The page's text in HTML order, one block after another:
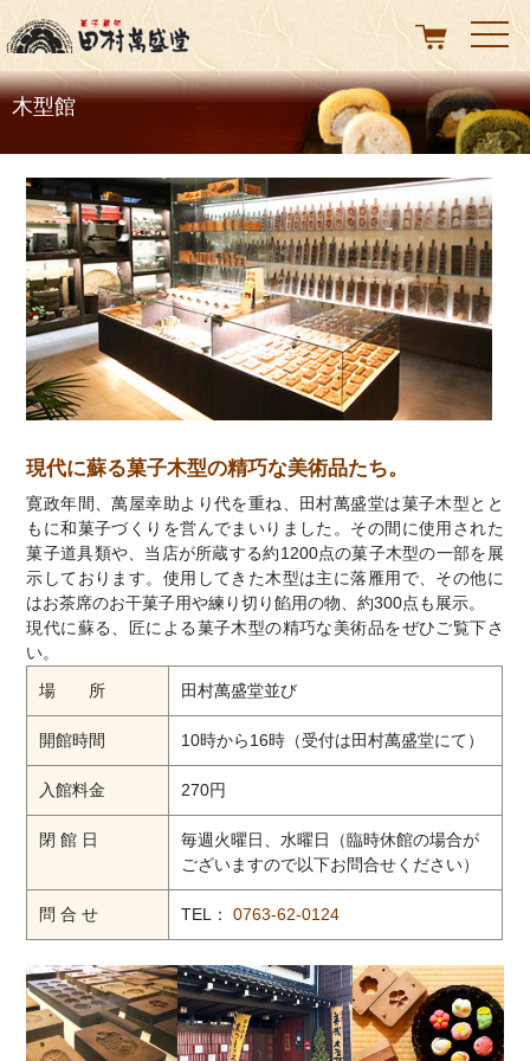
t
o
g
l
e
n
a
g
a
t
i
o
n
木型館
現代に蘇る菓子木型の精巧な美術品たち。
寛政年間、萬屋幸助より代を重ね、田村萬盛堂は菓子木型とと
もに和菓子づくりを営んでまいりました。その間に使用された
菓子道具類や、当店が所蔵する約1200点の菓子木型の一部を展
示しております。使用してきた木型は主に落雁用で、その他に
はお茶席のお干菓子用や練り切り餡用の物、約300点も展示。
現代に蘇る、匠による菓子木型の精巧な美術品をぜひご覧下さ
い。
場 所
田村萬盛堂並び
開館時間 10時から16時（受付は田村萬盛堂にて）
入館料金 270円
閉 館 日
毎週火曜日、水曜日（臨時休館の場合が
ございますので以下お問合せください）
問 合 せ TEL：0763-62-0124